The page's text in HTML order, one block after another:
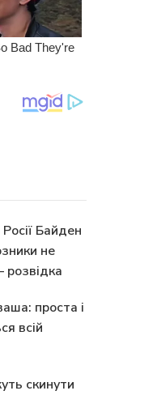
Байден
не
розвідка
проста і
всій
скинути